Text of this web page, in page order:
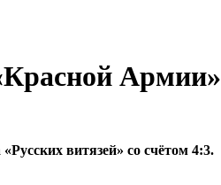
Армии»
витязей» со счётом 4:3.